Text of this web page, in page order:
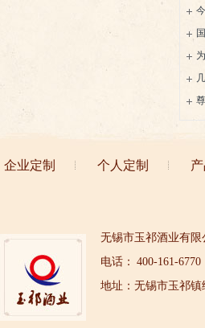
用
酱酒
企业定制 个人定制
无锡市玉祁酒业有
电话： 400-161-6770
地址：无锡市玉祁镇